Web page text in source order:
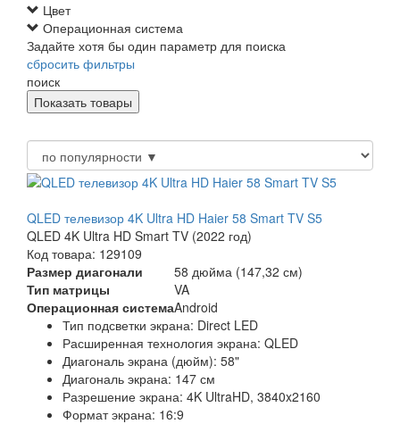
Цвет
Операционная система
Задайте хотя бы один параметр для поиска
сбросить фильтры
поиск
QLED телевизор 4K Ultra HD Haier 58 Smart TV S5
QLED 4K Ultra HD Smart TV (2022 год)
Код товара: 129109
Размер диагонали
58 дюйма (147,32 см)
Тип матрицы
VA
Операционная системаAndroid
Тип подсветки экрана: Direct LED
Расширенная технология экрана: QLED
Диагональ экрана (дюйм): 58"
Диагональ экрана: 147 см
Разрешение экрана: 4K UltraHD, 3840x2160
Формат экрана: 16:9